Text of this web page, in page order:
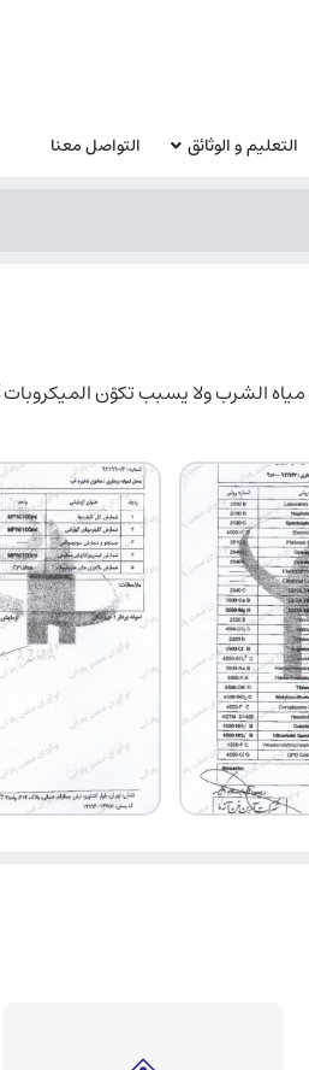
التعليم و الوثائق التواصل معنا